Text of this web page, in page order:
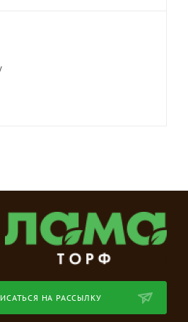
НА РАССЫЛКУ